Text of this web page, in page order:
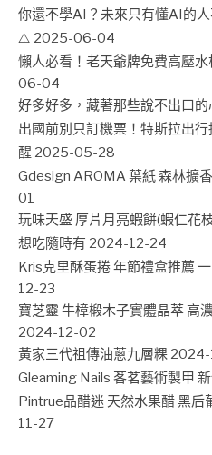
你還不學AI？未來只有懂AI的
⚠️ 2025-06-04
懶人必看！老天爺牌免費高壓
06-04
好多好多，藏著那些說不出口的
出國前別只訂機票！特斯拉出
醒 2025-05-28
Gdesign AROMA 葉紙 森林擴
01
玩味天盛 厚片月亮蝦餅(蝦仁花
想吃隨時有 2024-12-24
Kris克里酥蛋捲 年節禮盒推薦
12-23
寶芝靈 牛樟椴木子實體晶萃 高
2024-12-02
黃家三代祖傳油蔥九層粿
Gleaming Nails 茖茗藝術製甲
Pintrue品醋迷 天然水果醋 黑
11-27